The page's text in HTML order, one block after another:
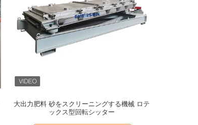
大出力肥料 砂をスクリーニングする機械 ロテ
ックス型回転シッター